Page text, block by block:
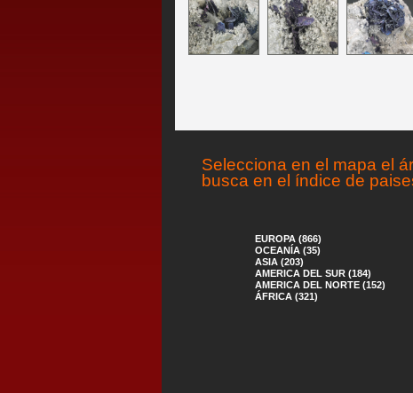
Selecciona en el mapa el
busca en el índice de
EUROPA (866)
OCEANÍA (35)
ASIA (203)
AMERICA DEL SUR (184)
AMERICA DEL NORTE (152)
ÁFRICA (321)